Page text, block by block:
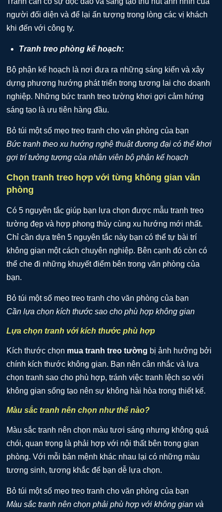
người đối diện và để lại ấn tượng trong lòng các vị khách
khi đến với công ty.
Tranh treo phòng kế hoạch:
Bộ phận kế hoạch là nơi đưa ra những sáng kiến và xây
dựng phương hướng phát triển trong tương lai cho doanh
nghiệp. Những bức tranh treo tường khơi gợi cảm hứng
sáng tạo là ưu tiên hàng đầu.
Bức tranh theo xu hướng nghệ thuật đương đại có thể khơi
gợi trí tưởng tượng của nhân viên bộ phận kế hoạch
Chọn tranh treo hợp với từng không gian văn
phòng
Có 5 nguyên tắc giúp bạn lựa chọn được mẫu tranh treo
tường đẹp và hợp phong thủy cùng xu hướng mới nhất.
Chỉ cần dựa trên 5 nguyên tắc này bạn có thể tự bài trí
không gian một cách chuyên nghiệp. Bên cạnh đó còn có
thể che đi những khuyết điểm bên trong văn phòng của
bạn.
Cần lựa chọn kích thước sao cho phù hợp không gian
Lựa chọn tranh với kích thước phù hợp
Kích thước chọn mua tranh treo tường bị ảnh hưởng bởi
chính kích thước không gian. Bạn nên cân nhắc và lựa
chọn tranh sao cho phù hợp, tránh việc tranh lệch so với
không gian sống tạo nên sự không hài hòa trong thiết kế.
Màu sắc tranh nên chọn như thế nào?
Màu sắc tranh nên chọn màu tươi sáng nhưng không quá
chói, quan trọng là phải hợp với nội thất bên trong gian
phòng. Với mỗi bản mệnh khác nhau lại có những màu
tương sinh, tương khắc để bạn dễ lựa chọn.
Màu sắc tranh nên chọn phải phù hợp với không gian và